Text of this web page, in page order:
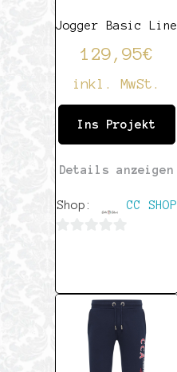
Jogger Basic Line
129,95€
inkl. MwSt.
Ins Projekt
Details anzeigen
Shop: CC SHOP